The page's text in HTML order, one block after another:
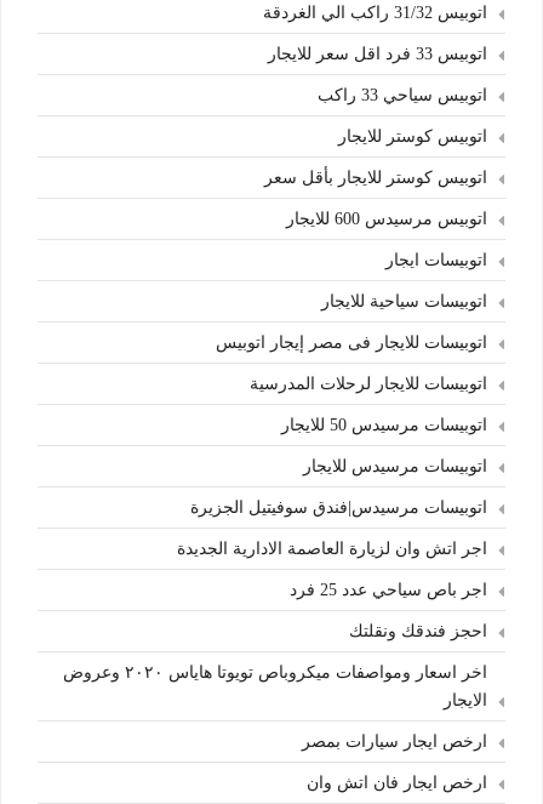
اتوبيس 31/32 راكب الي الغردقة
اتوبيس 33 فرد اقل سعر للايجار
اتوبيس سياحي 33 راكب
اتوبيس كوستر للايجار
اتوبيس كوستر للايجار بأقل سعر
اتوبيس مرسيدس 600 للايجار
اتوبيسات ايجار
اتوبيسات سياحية للايجار
اتوبيسات للايجار فى مصر إيجار اتوبيس
اتوبيسات للايجار لرحلات المدرسية
اتوبيسات مرسيدس 50 للايجار
اتوبيسات مرسيدس للايجار
اتوبيسات مرسيدس|فندق سوفيتيل الجزيرة
اجر اتش وان لزيارة العاصمة الادارية الجديدة
اجر باص سياحي عدد 25 فرد
احجز فندقك ونقلتك
اخر اسعار ومواصفات ميكروباص تويوتا هاياس ٢٠٢٠ وعروض
الايجار
ارخص ايجار سيارات بمصر
ارخص ايجار فان اتش وان